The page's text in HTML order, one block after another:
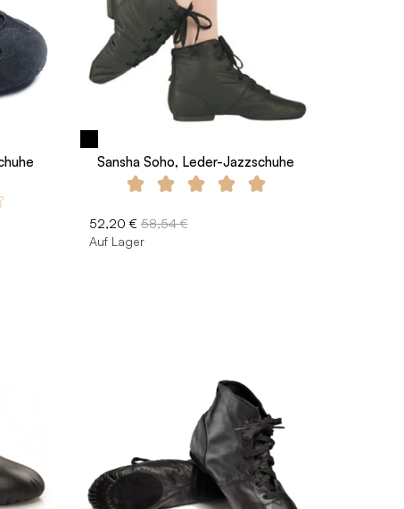
Sansha Soho, Leder-Jazzschuhe
52,20 € 58,54 €
Auf Lager